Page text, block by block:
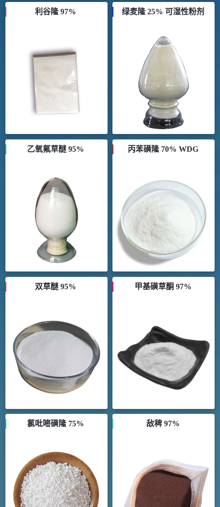
利谷隆 97% 绿麦隆 25% 可湿性粉剂
乙氧氟草醚 95% 丙苯磺隆 70% WDG
双草醚 95% 甲基磺草酮 97%
氯吡嘧磺隆 75% 敌稗 97%